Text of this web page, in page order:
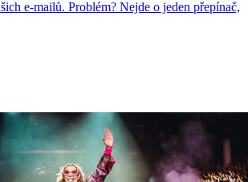
e-mailů. Problém? Nejde o jeden přepínač,